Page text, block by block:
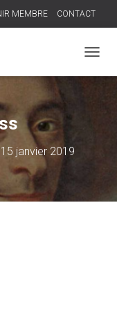
MEMBRE CONTACT
U
15 janvier 2019